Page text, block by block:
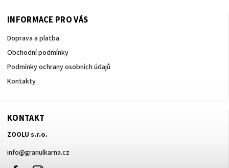
INFORMACE PRO VÁS
Doprava a platba
Obchodní podmínky
Podmínky ochrany osobních údajů
Kontakty
KONTAKT
ZOOLU s.r.o.
info@granulkarna.cz